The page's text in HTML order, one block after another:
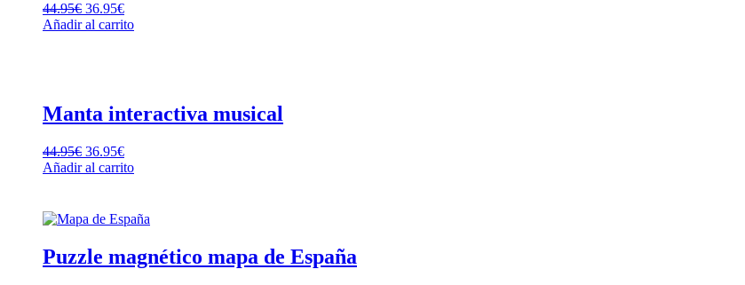
44.95€ 36.95€
Añadir al carrito
Manta interactiva musical
44.95€ 36.95€
Añadir al carrito
Puzzle magnético mapa de España